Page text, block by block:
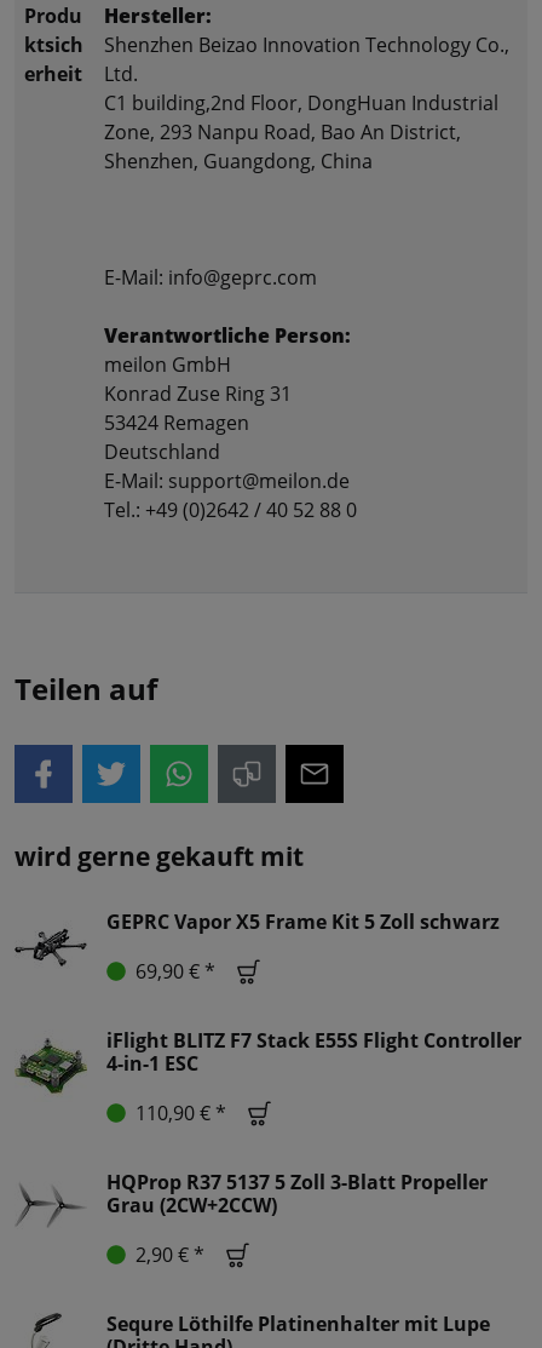
Produ
ktsich
erheit
Hersteller:
Shenzhen Beizao Innovation Technology Co.,
Ltd.
C1 building,2nd Floor, DongHuan Industrial
Zone, 293 Nanpu Road, Bao An District,
Shenzhen, Guangdong, China
E-Mail: info@geprc.com
Verantwortliche Person:
meilon GmbH
Konrad Zuse Ring 31
53424 Remagen
Deutschland
E-Mail: support@meilon.de
Tel.: +49 (0)2642 / 40 52 88 0
Teilen auf
wird gerne gekauft mit
GEPRC Vapor X5 Frame Kit 5 Zoll schwarz
69,90 € *
iFlight BLITZ F7 Stack E55S Flight Controller
4-in-1 ESC
110,90 € *
HQProp R37 5137 5 Zoll 3-Blatt Propeller
Grau (2CW+2CCW)
2,90 € *
Sequre Löthilfe Platinenhalter mit Lupe